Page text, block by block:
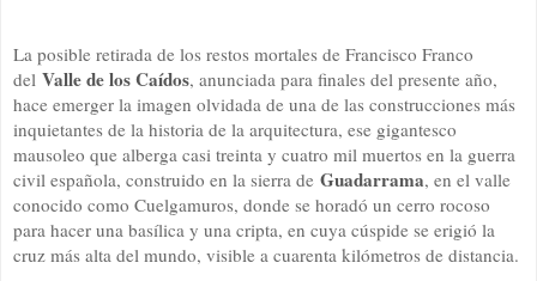
La posible retirada de los restos mortales de Francisco Franco
del Valle de los Caídos, anunciada para finales del presente año,
hace emerger la imagen olvidada de una de las construcciones más
inquietantes de la historia de la arquitectura, ese gigantesco
mausoleo que alberga casi treinta y cuatro mil muertos en la guerra
civil española, construido en la sierra de Guadarrama, en el valle
conocido como Cuelgamuros, donde se horadó un cerro rocoso
para hacer una basílica y una cripta, en cuya cúspide se erigió la
cruz más alta del mundo, visible a cuarenta kilómetros de distancia.